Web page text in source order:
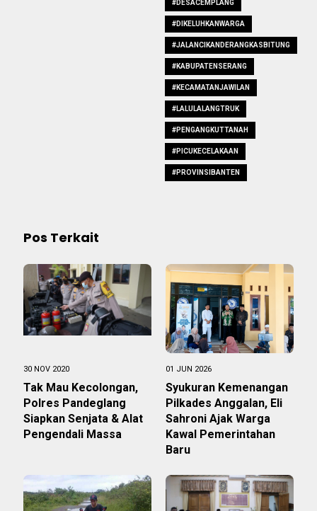
#DESACEMPLANG
#DIKELUHKANWARGA
#JALANCIKANDERANGKASBITUNG
#KABUPATENSERANG
#KECAMATANJAWILAN
#LALULALANGTRUK
#PENGANGKUTTANAH
#PICUKECELAKAAN
#PROVINSIBANTEN
Pos Terkait
30 NOV 2020
Tak Mau Kecolongan,
Polres Pandeglang
Siapkan Senjata & Alat
Pengendali Massa
01 JUN 2026
Syukuran Kemenangan
Pilkades Anggalan, Eli
Sahroni Ajak Warga
Kawal Pemerintahan
Baru